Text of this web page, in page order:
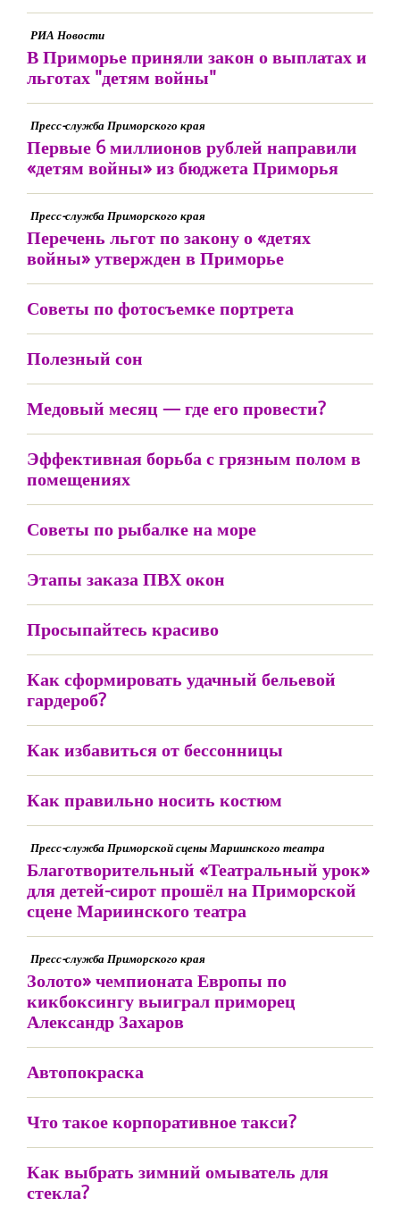
РИА Новости
В Приморье приняли закон о выплатах и
льготах "детям войны"
Пресс-служба Приморского края
Первые 6 миллионов рублей направили
«детям войны» из бюджета Приморья
Пресс-служба Приморского края
Перечень льгот по закону о «детях
войны» утвержден в Приморье
Советы по фотосъемке портрета
Полезный сон
Медовый месяц — где его провести?
Эффективная борьба с грязным полом в
помещениях
Советы по рыбалке на море
Этапы заказа ПВХ окон
Просыпайтесь красиво
Как сформировать удачный бельевой
гардероб?
Как избавиться от бессонницы
Как правильно носить костюм
Пресс-служба Приморской сцены Мариинского театра
Благотворительный «Театральный урок»
для детей-сирот прошёл на Приморской
сцене Мариинского театра
Пресс-служба Приморского края
Золото» чемпионата Европы по
кикбоксингу выиграл приморец
Александр Захаров
Автопокраска
Что такое корпоративное такси?
Как выбрать зимний омыватель для
стекла?